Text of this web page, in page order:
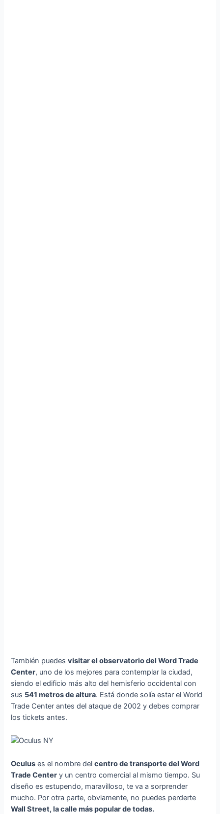
También puedesvisitar el observatorio del Word Trade
Center, uno de los mejores para contemplar la ciudad,
siendo el edificio más alto del hemisferio occidental con
sus 541 metros de altura. Está donde solía estar el World
Trade Center antes del ataque de 2002 y debes comprar
los tickets antes.
Oculus es el nombre delcentro de transporte del Word
Trade Center y un centro comercial al mismo tiempo. Su
diseño es estupendo, maravilloso, te va a sorprender
mucho. Por otra parte, obviamente, no puedes perderte
Wall Street, la calle más popular de todas.